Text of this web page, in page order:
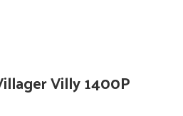
Villy 1400P